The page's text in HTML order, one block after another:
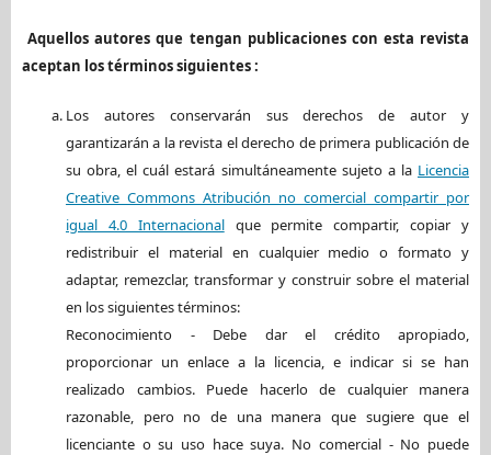
Aquellos autores que tengan publicaciones con esta revista
aceptan los términos siguientes :
Los autores conservarán sus derechos de autor y
garantizarán a la revista el derecho de primera publicación de
su obra, el cuál estará simultáneamente sujeto a la Licencia
Creative Commons Atribución no comercial compartir por
igual 4.0 Internacionalque permite compartir, copiar y
redistribuir el material en cualquier medio o formato y
adaptar, remezclar, transformar y construir sobre el material
en los siguientes términos:
Reconocimiento - Debe dar el crédito apropiado,
proporcionar un enlace a la licencia, e indicar si se han
realizado cambios. Puede hacerlo de cualquier manera
razonable, pero no de una manera que sugiere que el
licenciante o su uso hace suya. No comercial - No puede